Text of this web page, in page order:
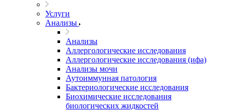
Услуги
Анализы
Анализы
Аллергологические исследования
Аллергологические исследования (ифа)
Анализы мочи
Аутоиммунная патология
Бактериологические исследования
Биохимические исследования
биологических жидкостей